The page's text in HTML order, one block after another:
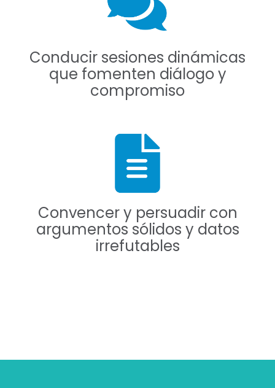
Conducir sesiones dinámicas
que fomenten diálogo y
compromiso
Convencer y persuadir con
argumentos sólidos y datos
irrefutables